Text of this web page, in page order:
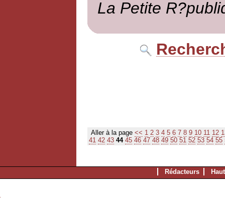
La Petite
Aller à la page << 1 2 3 4 5 6 7 8 9 10 11 12
41 42 43 44 45 46 47 48 49 50 51 52 53 54 55
Rédacteurs